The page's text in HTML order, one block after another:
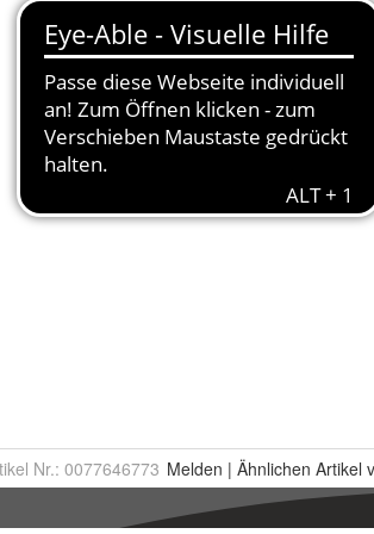
Nr.: 0077646773 Melden | Ähnlichen Artikel